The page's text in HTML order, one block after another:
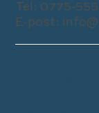
Tel: 0775-
E-post: